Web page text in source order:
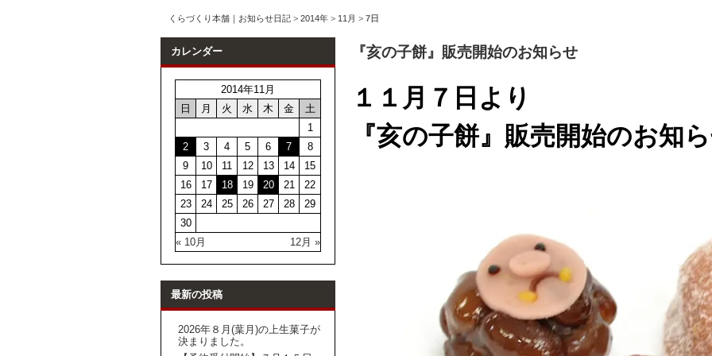
くらづくり本舗｜お知らせ日記 > 2014年 > 11月 > 7日
カレンダー
2014年11月
日
月 火 水 木 金 土
« 10月 12月 »
1
2
3 4 5 6 7
8
9
10 11 12 13 14
15
16
17 18 19 20 21
22
23
24 25 26 27 28
29
30
最新の投稿
2026年８月(葉月)の上生菓子が
決まりました。
『亥の子餅』販売開始のお知らせ
１１月７日より
『亥の子餅』販売開始のお知